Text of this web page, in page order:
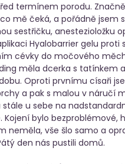
termínem porodu.
mě čeká, a pořádně jsem
sestřičku, anestezioložku
Hyalobarrier gelu
cévky do močového
měla dcerka s tatínkem
Oproti prvnímu císaři
a pak s malou v náručí
u sebe na
Kojení bylo bezproblémové,
neměla, vše šlo samo a
den nás pustili domů.